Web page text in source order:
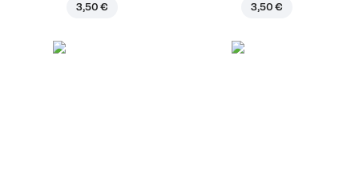
3,50 € 3,50 €